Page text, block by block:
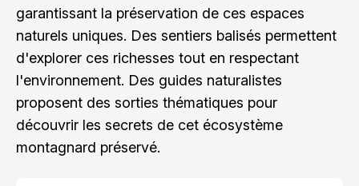
garantissant la préservation de ces espaces
naturels uniques. Des sentiers balisés permettent
d'explorer ces richesses tout en respectant
l'environnement. Des guides naturalistes
proposent des sorties thématiques pour
découvrir les secrets de cet écosystème
montagnard préservé.